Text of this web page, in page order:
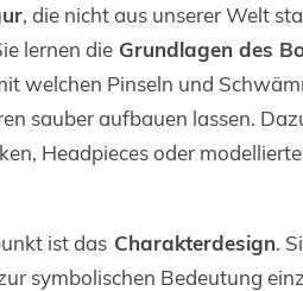
, die nicht aus unserer Welt
lernen die Grundlagen des
welchen Pinseln und
sauber aufbauen lassen.
Headpieces oder
ist das Charakterdesign.
symbolischen Bedeutung